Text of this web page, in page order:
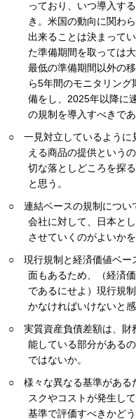
っており、いつ導入す
き。米国の動向に関わ
出来ることは決まって
た準備期間を取っては
最低の準備期間以外の
ら5年間のモニタリン
備をし、2025年以降に
の規制を導入すべきであ
一見対立しているように
える商品の提供という
切な落としどころを探
と思う。
連結ベースの規制につい
会社に対して、日本と
させていくのがよいか
現行規制と経済価値ベー
面もあるため、（経済
であるにせよ）現行規
かなければいけないと感
実質資産負債差額は、財
能している部分がある
ではないか。
様々な異なる基準がある
スクやコストが発生し
基準で評価すべきかど